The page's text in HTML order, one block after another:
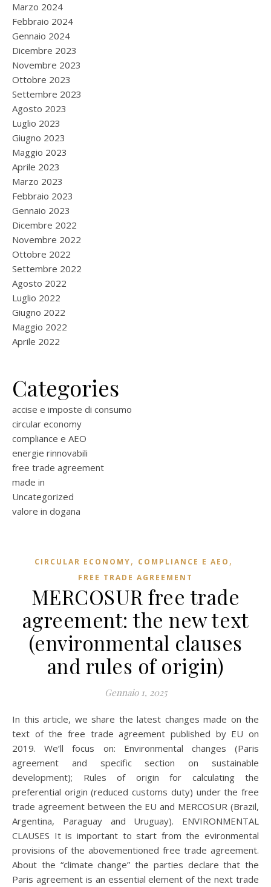
Marzo 2024
Febbraio 2024
Gennaio 2024
Dicembre 2023
Novembre 2023
Ottobre 2023
Settembre 2023
Agosto 2023
Luglio 2023
Giugno 2023
Maggio 2023
Aprile 2023
Marzo 2023
Febbraio 2023
Gennaio 2023
Dicembre 2022
Novembre 2022
Ottobre 2022
Settembre 2022
Agosto 2022
Luglio 2022
Giugno 2022
Maggio 2022
Aprile 2022
Categories
accise e imposte di consumo
circular economy
compliance e AEO
energie rinnovabili
free trade agreement
made in
Uncategorized
valore in dogana
CIRCULAR ECONOMY, COMPLIANCE E AEO ,
FREE TRADE AGREEMENT
MERCOSUR free trade
agreement: the new text
(environmental clauses
and rules of origin)
Gennaio 1, 2025
In this article, we share the latest changes made on the
text of the free trade agreement published by EU on
2019. We’ll focus on: Environmental changes (Paris
agreement and specific section on sustainable
development); Rules of origin for calculating the
preferential origin (reduced customs duty) under the free
trade agreement between the EU and MERCOSUR (Brazil,
Argentina, Paraguay and Uruguay). ENVIRONMENTAL
CLAUSES It is important to start from the evironmental
provisions of the abovementioned free trade agreement.
About the “climate change” the parties declare that the
Paris agreement is an essential element of the next trade